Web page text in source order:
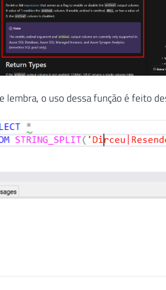
lembra, o uso dessa função é feito